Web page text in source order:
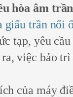
hòa âm
giấu trần nối
tạp, yêu
việc bảo
của máy